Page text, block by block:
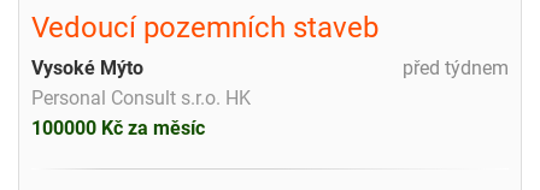
Vedoucí pozemních staveb
před týdnem
Vysoké Mýto
Personal Consult s.r.o. HK
100000 Kč za měsíc